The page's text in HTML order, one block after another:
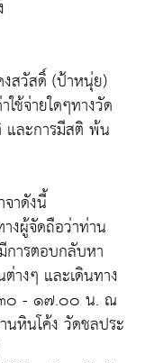
สวัสดิ์ (ป้าหนุ่ย)
ใช้จ่ายใดๆทางวัด
และการมีสติ พ้น
าดังนี้
งผู้จัดถือว่าท่าน
การตอบกลับหา
างๆ และเดินทาง
๓๐ - ๑๗.๐๐ น. ณ
นหินโค้ง วัดชลประ